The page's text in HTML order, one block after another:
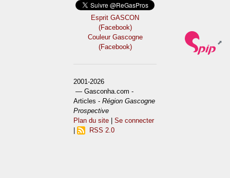
Esprit GASCON
(Facebook)
Couleur Gascogne
(Facebook)
2001-2026
— Gasconha.com -
Articles -Région Gascogne
Prospective
Plan du site |Se connecter
RSS 2.0